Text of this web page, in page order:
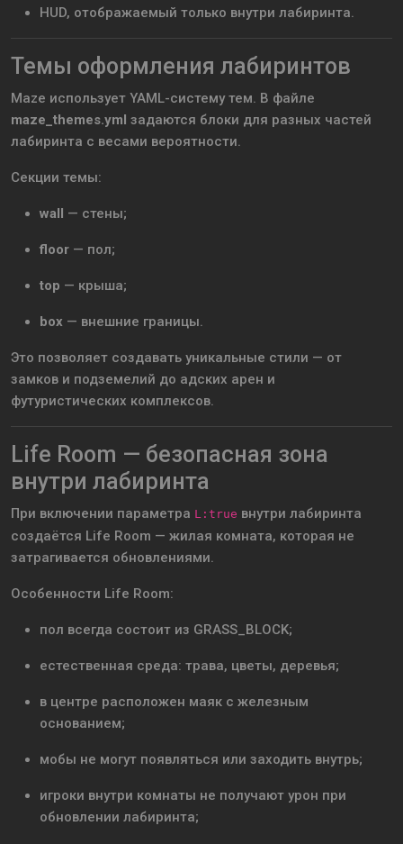
HUD, отображаемый только внутри лабиринта.
Темы оформления лабиринтов
Maze использует YAML-систему тем. В файле
maze_themes.yml задаются блоки для разных частей
лабиринта с весами вероятности.
Секции темы:
wall — стены;
floor — пол;
top — крыша;
box — внешние границы.
Это позволяет создавать уникальные стили — от
замков и подземелий до адских арен и
футуристических комплексов.
Life Room — безопасная зона
внутри лабиринта
При включении параметра L:true внутри лабиринта
создаётся Life Room — жилая комната, которая не
затрагивается обновлениями.
Особенности Life Room:
пол всегда состоит из GRASS_BLOCK;
естественная среда: трава, цветы, деревья;
в центре расположен маяк с железным
основанием;
мобы не могут появляться или заходить внутрь;
игроки внутри комнаты не получают урон при
обновлении лабиринта;